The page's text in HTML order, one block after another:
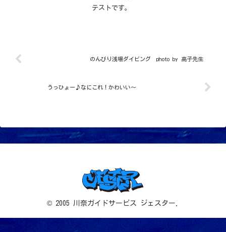
テストです。
のんびり浅場ダイビング photo by 高子先生
うっひょー♪なにこれ！かわいい～
© 2005 川奈ガイドサービス ジェスター.